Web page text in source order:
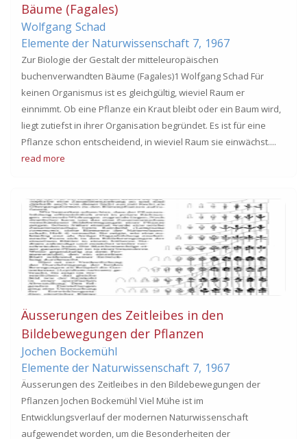
Bäume (Fagales)
Wolfgang Schad
Elemente der Naturwissenschaft 7, 1967
Zur Biologie der Gestalt der mitteleuropäischen
buchenverwandten Bäume (Fagales)1 Wolfgang Schad Für
keinen Organismus ist es gleichgültig, wieviel Raum er
einnimmt. Ob eine Pflanze ein Kraut bleibt oder ein Baum wird,
liegt zutiefst in ihrer Organisation begründet. Es ist für eine
Pflanze schon entscheidend, in wieviel Raum sie einwächst....
read more
Äusserungen des Zeitleibes in den
Bildebewegungen der Pflanzen
Jochen Bockemühl
Elemente der Naturwissenschaft 7, 1967
Äusserungen des Zeitleibes in den Bildebewegungen der
Pflanzen Jochen Bockemühl Viel Mühe ist im
Entwicklungsverlauf der modernen Naturwissenschaft
aufgewendet worden, um die Besonderheiten der